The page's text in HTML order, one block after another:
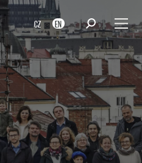
CZ EN